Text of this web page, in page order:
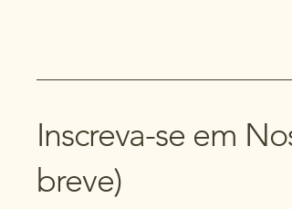
Inscreva-se em
breve)